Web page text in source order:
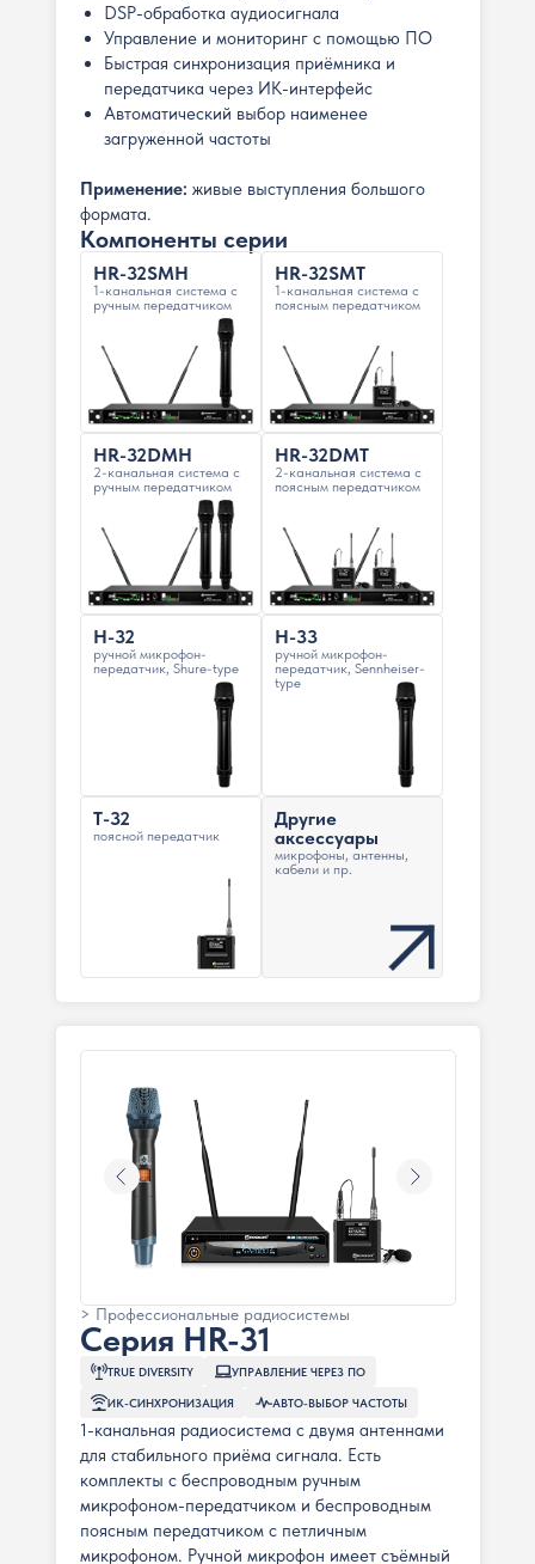
DSP-обработка аудиосигнала
Управление и мониторинг с помощью ПО
Быстрая синхронизация приёмника и
передатчика через ИК-интерфейс
Автоматический выбор наименее
загруженной частоты
Применение: живые выступления большого
формата.
Компоненты серии
HR-32SMH
1-канальная система с
ручным передатчиком
HR-32SMT
1-канальная система с
поясным передатчиком
HR-32DMH
2-канальная система с
ручным передатчиком
HR-32DMT
2-канальная система с
поясным передатчиком
H-32
ручной микрофон-
передатчик, Shure-type
H-33
ручной микрофон-
передатчик, Sennheiser-
type
T-32
поясной передатчик
Другие
аксессуары
микрофоны, антенны,
кабели и пр.
> Профессиональные радиосистемы
Серия HR-31
TRUE DIVERSITY УПРАВЛЕНИЕ ЧЕРЕЗ ПО
ИК-СИНХРОНИЗАЦИЯ АВТО-ВЫБОР ЧАСТОТЫ
1-канальная радиосистема с двумя антеннами
для стабильного приёма сигнала. Есть
комплекты с беспроводным ручным
микрофоном-передатчиком и беспроводным
поясным передатчиком с петличным
микрофоном. Ручной микрофон имеет съёмный